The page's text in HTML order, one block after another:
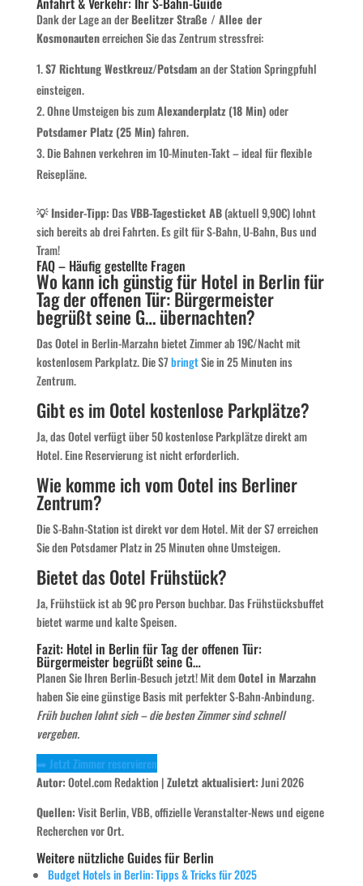
Dank der Lage an derBeelitzer Straße / Allee der
Kosmonautenerreichen Sie das Zentrum stressfrei:
S7 Richtung Westkreuz/Potsdaman der Station Springpfuhl
einsteigen.
Ohne Umsteigen bis zumAlexanderplatz (18 Min)oder
Potsdamer Platz (25 Min)fahren.
Die Bahnen verkehren im 10-Minuten-Takt – ideal für flexible
Reisepläne.
💡 Insider-Tipp: DasVBB-Tagesticket AB(aktuell 9,90€) lohnt
sich bereits ab drei Fahrten. Es gilt für S-Bahn, U-Bahn, Bus und
Tram!
FAQ – Häufig gestellte Fragen
Wo kann ich günstig für Hotel in Berlin für
Tag der offenen Tür: Bürgermeister
begrüßt seine G… übernachten?
Das Ootel in Berlin-Marzahn bietet Zimmer ab 19€/Nacht mit
kostenlosem Parkplatz. Die S7bringtSie in 25 Minuten ins
Zentrum.
Gibt es im Ootel kostenlose Parkplätze?
Ja, das Ootel verfügt über 50 kostenlose Parkplätze direkt am
Hotel. Eine Reservierung ist nicht erforderlich.
Wie komme ich vom Ootel ins Berliner
Zentrum?
Die S-Bahn-Station ist direkt vor dem Hotel. Mit der S7 erreichen
Sie den Potsdamer Platz in 25 Minuten ohne Umsteigen.
Bietet das Ootel Frühstück?
Ja, Frühstück ist ab 9€ pro Person buchbar. Das Frühstücksbuffet
bietet warme und kalte Speisen.
Fazit: Hotel in Berlin für Tag der offenen Tür:
Bürgermeister begrüßt seine G…
Planen Sie Ihren Berlin-Besuch jetzt! Mit demOotel in Marzahn
haben Sie eine günstige Basis mit perfekter S-Bahn-Anbindung.
Früh buchen lohnt sich – die besten Zimmer sind schnell
vergeben.
➡️ Jetzt Zimmer reservieren
Autor:Ootel.com Redaktion |Zuletzt aktualisiert:Juni 2026
Quellen:Visit Berlin, VBB, offizielle Veranstalter-News und eigene
Recherchen vor Ort.
Weitere nützliche Guides für Berlin
Budget Hotels in Berlin: Tipps & Tricks für 2025